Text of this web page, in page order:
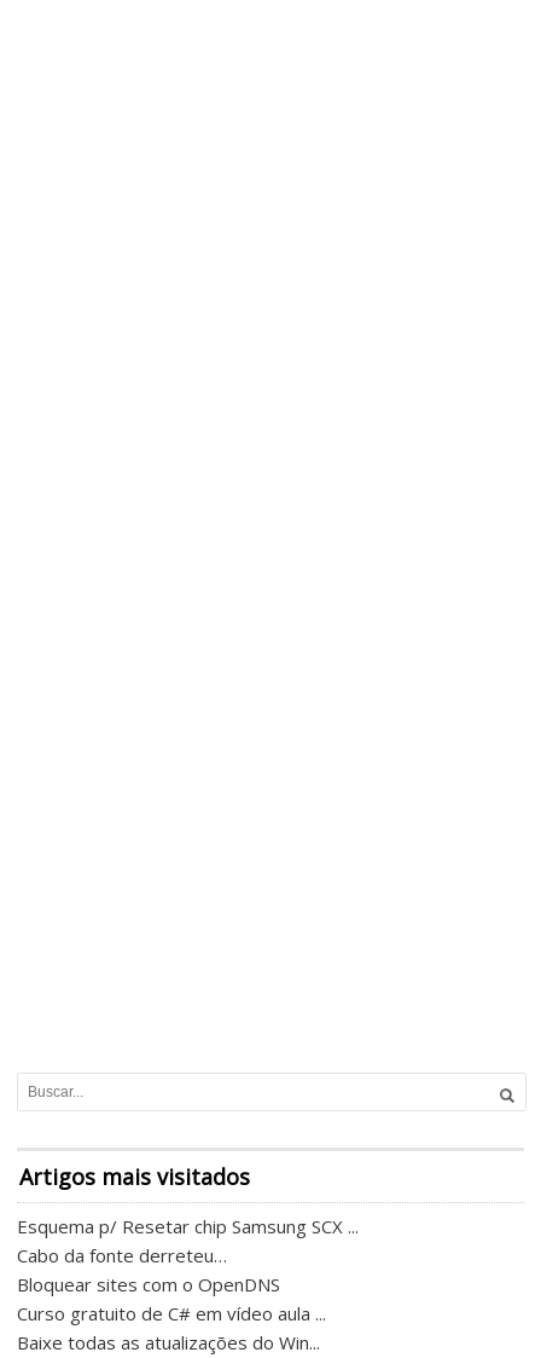
Artigos mais visitados
Esquema p/ Resetar chip Samsung SCX ...
Cabo da fonte derreteu…
Bloquear sites com o OpenDNS
Curso gratuito de C# em vídeo aula ...
Baixe todas as atualizações do Win...